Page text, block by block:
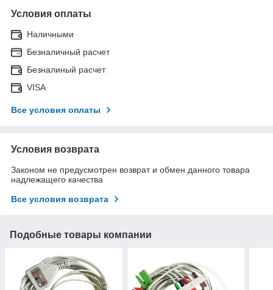
Условия оплаты
Наличными
Безналичный расчет
Безналиный расчет
VISA
Все условия оплаты
Условия возврата
Законом не предусмотрен возврат и обмен данного товара
надлежащего качества
Все условия возврата
Подобные товары компании